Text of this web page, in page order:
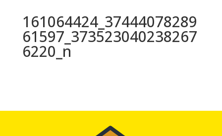
161064424_37444078289
61597_373523040238267
6220_n